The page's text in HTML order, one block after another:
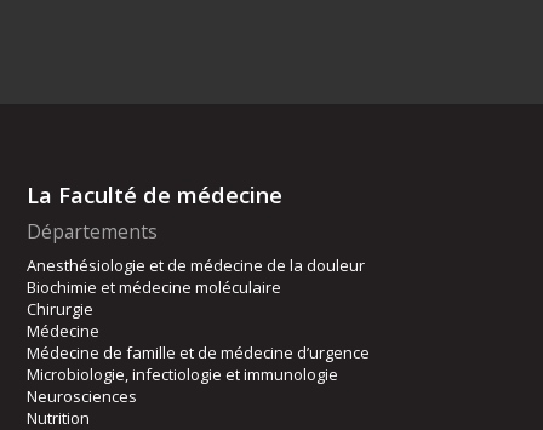
La Faculté de médecine
Départements
Anesthésiologie et de médecine de la douleur
Biochimie et médecine moléculaire
Chirurgie
Médecine
Médecine de famille et de médecine d’urgence
Microbiologie, infectiologie et immunologie
Neurosciences
Nutrition